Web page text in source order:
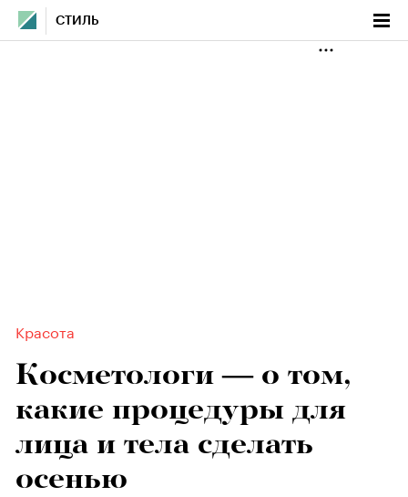
СТИЛЬ
Красота
Косметологи — о том,
какие процедуры для
лица и тела сделать
осенью